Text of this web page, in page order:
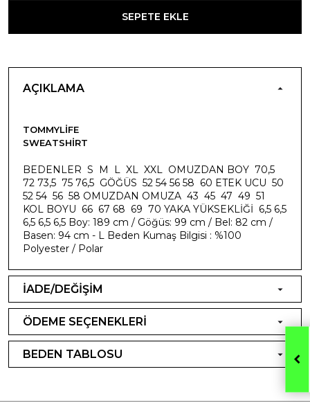
SEPETE EKLE
AÇIKLAMA
TOMMYLIFE
SWEATSHIRT
BEDENLER S M L XL XXL OMUZDAN BOY 70,5
72 73,5 75 76,5 GÖĞÜS 52 54 56 58 60 ETEK UCU 50
52 54 56 58 OMUZDAN OMUZA 43 45 47 49 51
KOL BOYU 66 67 68 69 70 YAKA YÜKSEKLİĞİ 6,5 6,5
6,5 6,5 6,5 Boy: 189 cm / Göğüs: 99 cm / Bel: 82 cm /
Basen: 94 cm - L Beden Kumaş Bilgisi : %100
Polyester / Polar
İADE/DEĞİŞİM
ÖDEME SEÇENEKLERİ
BEDEN TABLOSU